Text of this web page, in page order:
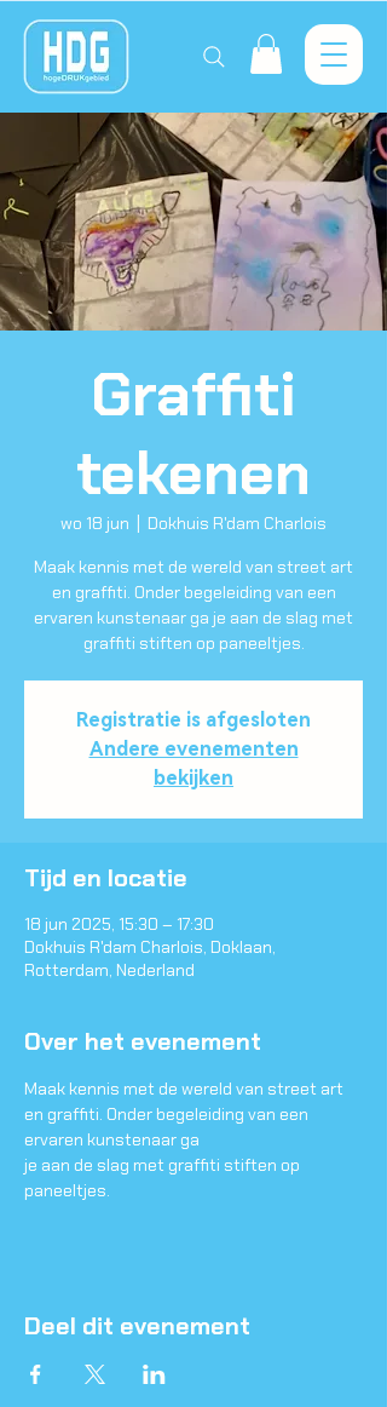
Graffiti
tekenen
wo 18 jun
Dokhuis R'dam Charlois
Maak kennis met de wereld van street art
en graffiti. Onder begeleiding van een
ervaren kunstenaar ga je aan de slag met
graffiti stiften op paneeltjes.
Registratie is afgesloten
Andere evenementen
bekijken
Tijd en locatie
18 jun 2025, 15:30 – 17:30
Dokhuis R'dam Charlois, Doklaan,
Rotterdam, Nederland
Over het evenement
Maak kennis met de wereld van street art
en graffiti. Onder begeleiding van een
ervaren kunstenaar ga
je aan de slag met graffiti stiften op
paneeltjes.
Deel dit evenement